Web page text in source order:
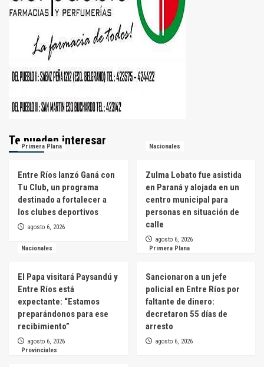
Te pueden interesar
Primera Plana
Entre Ríos lanzó Ganá con
Tu Club, un programa
destinado a fortalecer a
los clubes deportivos
agosto 6, 2026
Nacionales
Zulma Lobato fue asistida
en Paraná y alojada en un
centro municipal para
personas en situación de
calle
agosto 6, 2026
Nacionales
El Papa visitará Paysandú y
Entre Ríos está
expectante: “Estamos
preparándonos para ese
recibimiento”
agosto 6, 2026
Primera Plana
Sancionaron a un jefe
policial en Entre Ríos por
faltante de dinero:
decretaron 55 días de
arresto
agosto 6, 2026
Provinciales